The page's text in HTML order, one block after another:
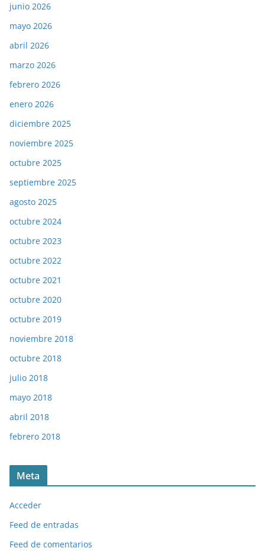
junio 2026
mayo 2026
abril 2026
marzo 2026
febrero 2026
enero 2026
diciembre 2025
noviembre 2025
octubre 2025
septiembre 2025
agosto 2025
octubre 2024
octubre 2023
octubre 2022
octubre 2021
octubre 2020
octubre 2019
noviembre 2018
octubre 2018
julio 2018
mayo 2018
abril 2018
febrero 2018
Meta
Acceder
Feed de entradas
Feed de comentarios